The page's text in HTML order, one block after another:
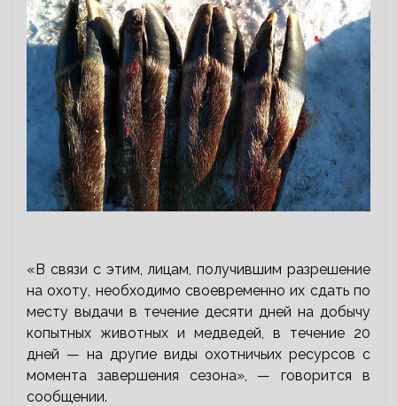
«В связи с этим, лицам, получившим разрешение
на охоту, необходимо своевременно их сдать по
месту выдачи в течение десяти дней на добычу
копытных животных и медведей, в течение 20
дней — на другие виды охотничьих ресурсов с
момента завершения сезона», — говорится в
сообщении.